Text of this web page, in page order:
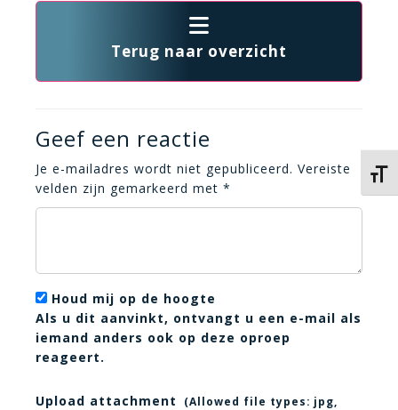
Terug naar overzicht
Geef een reactie
Je e-mailadres wordt niet gepubliceerd. Vereiste
velden zijn gemarkeerd met *
Houd mij op de hoogte
Als u dit aanvinkt, ontvangt u een e-mail als
iemand anders ook op deze oproep
reageert.
Upload attachment (Allowed file types: jpg,